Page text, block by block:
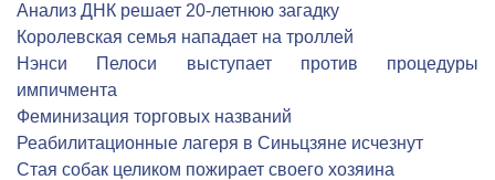
Анализ ДНК решает 20-летнюю загадку
Королевская семья нападает на троллей
Нэнси Пелоси выступает против процедуры
импичмента
Феминизация торговых названий
Реабилитационные лагеря в Синьцзяне исчезнут
Стая собак целиком пожирает своего хозяина